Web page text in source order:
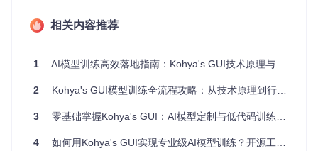
性
🧠 技术解析：扩散模型训练的底层逻辑与实现
核心原理
术。Kohya's GUI基于kohya-ss/sd-scripts实现了三大核心技
相关内容推荐
1 AI模型训练高效落地指南：Kohya's GUI技术原理与实战应用
2 Kohya's GUI模型训练全流程攻略：从技术原理到行业落地实践
3 零基础掌握Kohya's GUI：AI模型定制与低代码训练全攻略
4 如何用Kohya's GUI实现专业级AI模型训练？开源工具全攻略